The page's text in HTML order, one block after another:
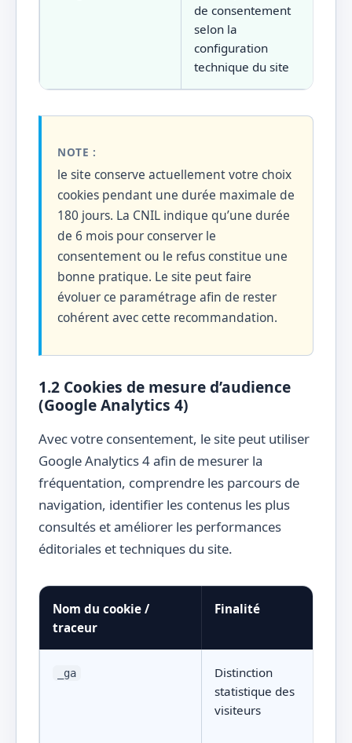
de consentement
selon la
configuration
technique du site
NOTE :
le site conserve actuellement votre choix
cookies pendant une durée maximale de
180 jours. La CNIL indique qu’une durée
de 6 mois pour conserver le
consentement ou le refus constitue une
bonne pratique. Le site peut faire
évoluer ce paramétrage afin de rester
cohérent avec cette recommandation.
1.2 Cookies de mesure d’audience
(Google Analytics 4)
Avec votre consentement, le site peut utiliser
Google Analytics 4 afin de mesurer la
fréquentation, comprendre les parcours de
navigation, identifier les contenus les plus
consultés et améliorer les performances
éditoriales et techniques du site.
Nom du cookie /
traceur
Finalité
_ga
Distinction
statistique des
visiteurs